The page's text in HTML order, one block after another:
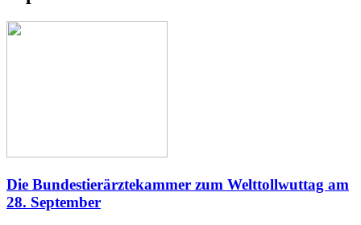
Die Bundestierärztekammer zum Welttollwuttag am
28. September